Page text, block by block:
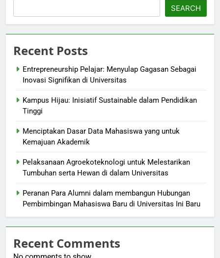
SEARCH
Recent Posts
Entrepreneurship Pelajar: Menyulap Gagasan Sebagai
Inovasi Signifikan di Universitas
Kampus Hijau: Inisiatif Sustainable dalam Pendidikan
Tinggi
Menciptakan Dasar Data Mahasiswa yang untuk
Kemajuan Akademik
Pelaksanaan Agroekoteknologi untuk Melestarikan
Tumbuhan serta Hewan di dalam Universitas
Peranan Para Alumni dalam membangun Hubungan
Pembimbingan Mahasiswa Baru di Universitas Ini Baru
Recent Comments